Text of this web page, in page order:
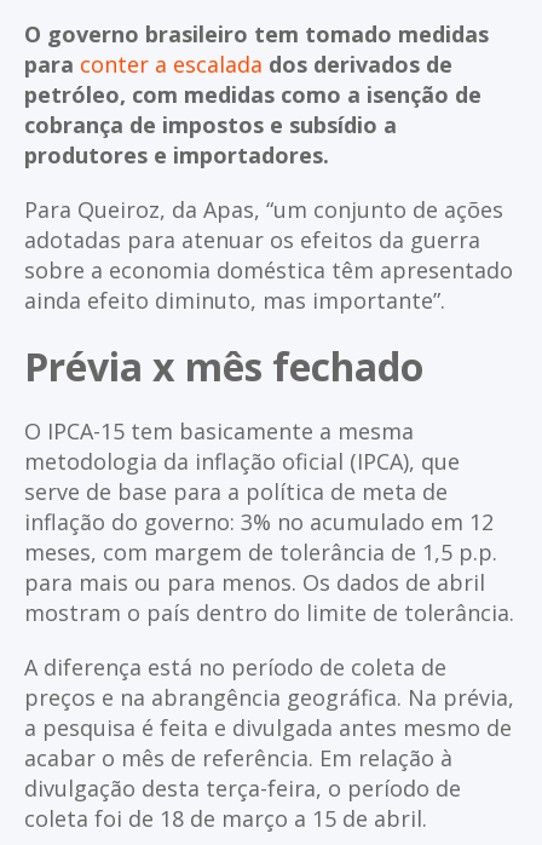
O governo brasileiro tem tomado medidas
para conter a escalada dos derivados de
petróleo, com medidas como a isenção de
cobrança de impostos e subsídio a
produtores e importadores.
Para Queiroz, da Apas, “um conjunto de ações
adotadas para atenuar os efeitos da guerra
sobre a economia doméstica têm apresentado
ainda efeito diminuto, mas importante”.
Prévia x mês fechado
O IPCA-15 tem basicamente a mesma
metodologia da inflação oficial (IPCA), que
serve de base para a política de meta de
inflação do governo: 3% no acumulado em 12
meses, com margem de tolerância de 1,5 p.p.
para mais ou para menos. Os dados de abril
mostram o país dentro do limite de tolerância.
A diferença está no período de coleta de
preços e na abrangência geográfica. Na prévia,
a pesquisa é feita e divulgada antes mesmo de
acabar o mês de referência. Em relação à
divulgação desta terça-feira, o período de
coleta foi de 18 de março a 15 de abril.